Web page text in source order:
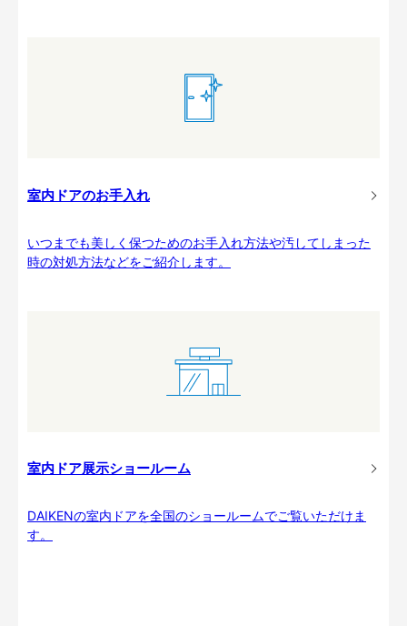
室内ドアのお手入れ
いつまでも美しく保つためのお手入れ方法や汚してしまった
時の対処方法などをご紹介します。
室内ドア展示ショールーム
DAIKENの室内ドアを全国のショールームでご覧いただけま
す。